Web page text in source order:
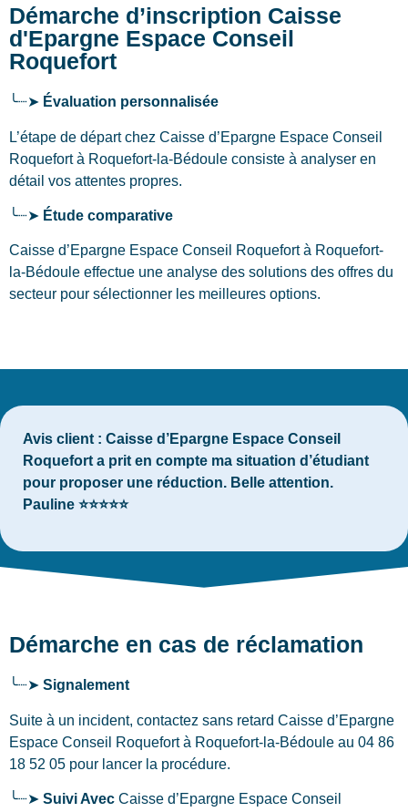
Démarche d’inscription Caisse
d'Epargne Espace Conseil
Roquefort
╰┈➤ Évaluation personnalisée
L’étape de départ chez Caisse d’Epargne Espace Conseil
Roquefortà Roquefort-la-Bédoule consiste à analyser en
détail vos attentes propres.
╰┈➤ Étude comparative
Caisse d’Epargne Espace Conseil Roquefort à Roquefort-
la-Bédoule effectue une analyse des solutions des offres du
secteur pour sélectionner les meilleures options.
Avis client : Caisse d’Epargne Espace Conseil
Roquefort a prit en compte ma situation d’étudiant
pour proposer une réduction. Belle attention.
Pauline ⭐⭐⭐⭐⭐
Démarche en cas de réclamation
╰┈➤ Signalement
Suite à un incident, contactez sans retard Caisse d’Epargne
Espace Conseil Roquefortà Roquefort-la-Bédoule au 04 86
18 52 05 pour lancer la procédure.
╰┈➤ Suivi Avec Caisse d’Epargne Espace Conseil